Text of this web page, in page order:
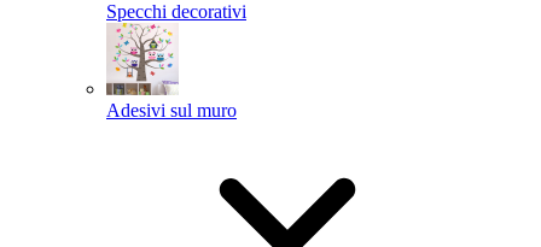
Specchi decorativi
Adesivi sul muro